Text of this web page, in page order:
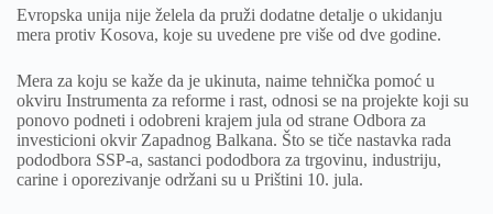
Evropska unija nije želela da pruži dodatne detalje o ukidanju
mera protiv Kosova, koje su uvedene pre više od dve godine.
Mera za koju se kaže da je ukinuta, naime tehnička pomoć u
okviru Instrumenta za reforme i rast, odnosi se na projekte koji su
ponovo podneti i odobreni krajem jula od strane Odbora za
investicioni okvir Zapadnog Balkana. Što se tiče nastavka rada
pododbora SSP-a, sastanci pododbora za trgovinu, industriju,
carine i oporezivanje održani su u Prištini 10. jula.